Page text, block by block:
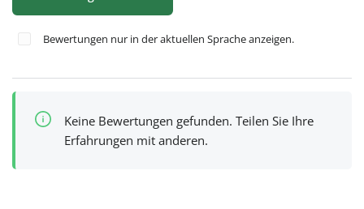
Bewertungen nur in der aktuellen Sprache anzeigen.
Keine Bewertungen gefunden. Teilen Sie Ihre
Erfahrungen mit anderen.